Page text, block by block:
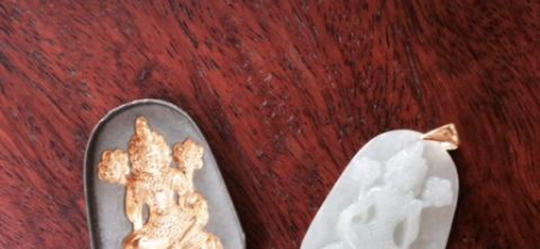
Home News Musik Videos Fotos Biografie
Tara Award Auszeichnung 2014